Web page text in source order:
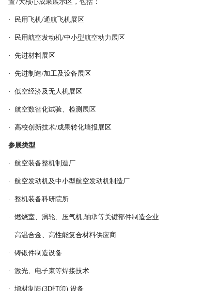
置7大核心成果展示区， 包括：
· 民用飞机/通航飞机展区
· 民用航空发动机/中小型航空动力展区
· 先进材料展区
· 先进制造/加工及设备展区
· 低空经济及无人机展区
· 航空数智化试验、检测展区
· 高校创新技术/成果转化墙报展区
参展类型
· 航空装备整机制造厂
· 航空发动机及中小型航空发动机制造厂
· 整机装备科研院所
· 燃烧室、涡轮、压气机,轴承等关键部件制造企业
· 高温合金、高性能复合材料供应商
· 铸锻件制造设备
· 激光、电子束等焊接技术
· 增材制造(3D打印) 设备